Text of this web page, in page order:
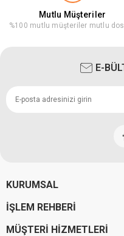
Mutlu Müşteriler
%100 mutlu müşteriler mutlu
E-
KURUMSAL
İŞLEM REHBERİ
MÜŞTERİ HİZMETLERİ